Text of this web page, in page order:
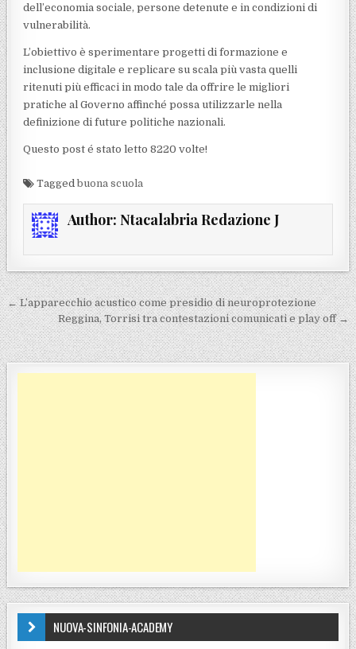
dell’economia sociale, persone detenute e in condizioni di
vulnerabilità.
L’obiettivo è sperimentare progetti di formazione e
inclusione digitale e replicare su scala più vasta quelli
ritenuti più efficaci in modo tale da offrire le migliori
pratiche al Governo affinché possa utilizzarle nella
definizione di future politiche nazionali.
Questo post é stato letto 8220 volte!
Taggedbuona scuola
Author: Ntacalabria Redazione J
Navigazione articoli
← L’apparecchio acustico come presidio di neuroprotezione
Reggina, Torrisi tra contestazioni comunicati e play off →
NUOVA-SINFONIA-ACADEMY